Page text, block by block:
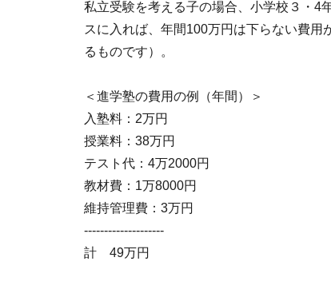
私立受験を考える子の場合、小学校３・4
スに入れば、年間100万円は下らない費
るものです）。
＜進学塾の費用の例（年間）＞
入塾料：2万円
授業料：38万円
テスト代：4万2000円
教材費：1万8000円
維持管理費：3万円
--------------------
計 49万円